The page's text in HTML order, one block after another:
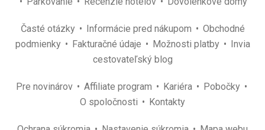
Časté otázky Informácie pred nákupom
Obchodné
podmienky
Fakturačné údaje Možnosti platby
Invia
cestovateľský blog
Pre novinárov Affiliate program Kariéra
Pobočky
O spoločnosti
Kontakty